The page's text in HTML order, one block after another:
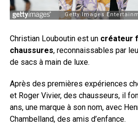
Christian Louboutin est un créateur
chaussures, reconnaissables par
de sacs à main de luxe.
Après des premières expériences
et Roger Vivier, des chausseurs, il
ans, une marque à son nom, avec
Chambelland, des amis d’enfance.